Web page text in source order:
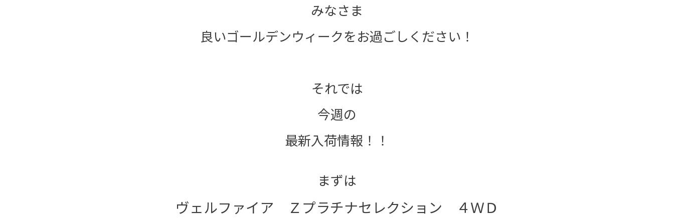
みなさま
良いゴールデンウィークをお過ごしください！
それでは
今週の
最新入荷情報！！
まずは
ヴェルファイア Ｚプラチナセレクション ４ＷＤ